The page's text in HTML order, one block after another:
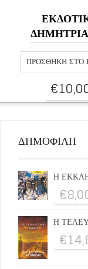
ΠΡΟΣΘΉΚΗ ΣΤΟ
€
ΔΗΜΟΦΙΛΗ
Η
€
Η
€